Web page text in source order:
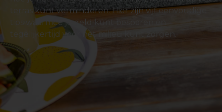
terras kunt verminderen. Hier zijn vijf eenvoudige
tips waarmee je geld kunt besparen en
tegelijkertijd voor het milieu kunt zorgen.